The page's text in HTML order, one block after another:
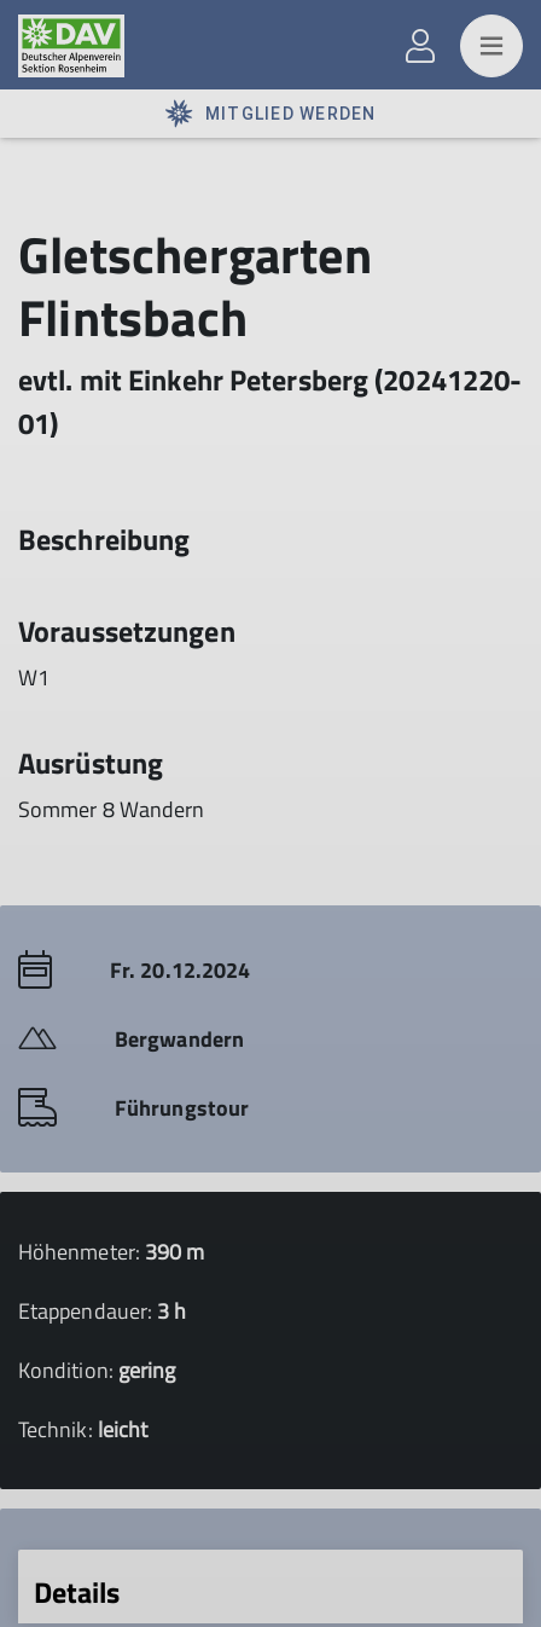
MITGLIED WERDEN
Gletschergarten
Flintsbach
evtl. mit Einkehr Petersberg (20241220-
01)
Beschreibung
Voraussetzungen
W1
Ausrüstung
Sommer 8 Wandern
Fr. 20.12.2024
Bergwandern
Führungstour
Höhenmeter: 390 m
Etappendauer: 3 h
Kondition: gering
Technik: leicht
Details